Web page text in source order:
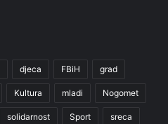
djeca FBiH grad
Kultura mladi Nogomet
solidarnost Sport sreca